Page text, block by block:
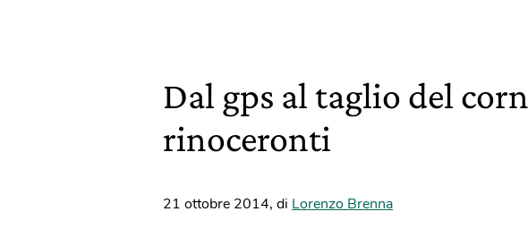
Dal gps al taglio del
rinoceronti
21 ottobre 2014, di Lorenzo Brenna